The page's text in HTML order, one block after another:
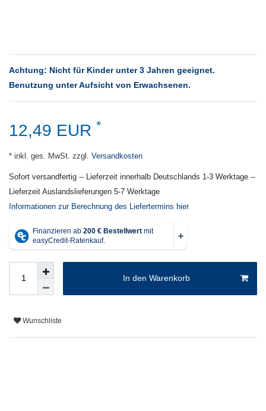
Achtung: Nicht für Kinder unter 3 Jahren geeignet.
Benutzung unter Aufsicht von Erwachsenen.
12,49 EUR *
* inkl. ges. MwSt. zzgl. Versandkosten
Sofort versandfertig -- Lieferzeit innerhalb Deutschlands 1-3 Werktage --
Lieferzeit Auslandslieferungen 5-7 Werktage
Informationen zur Berechnung des Liefertermins hier
In den Warenkorb
Wunschliste